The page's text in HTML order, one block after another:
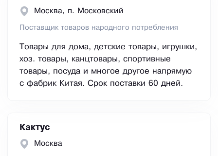
Москва, п. Московский
Поставщик товаров народного потребления
Товары для дома, детские товары, игрушки,
хоз. товары, канцтовары, спортивные
товары, посуда и многое другое напрямую
с фабрик Китая. Срок поставки 60 дней.
Кактус
Москва